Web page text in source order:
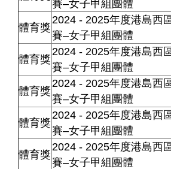
賽–女子甲組團體
體育獎
2024 - 2025年度港島西
賽–女子甲組團體
體育獎
2024 - 2025年度港島西
賽–女子甲組團體
體育獎
2024 - 2025年度港島西
賽–女子甲組團體
體育獎
2024 - 2025年度港島西
賽–女子甲組團體
體育獎
2024 - 2025年度港島西
賽–女子甲組團體